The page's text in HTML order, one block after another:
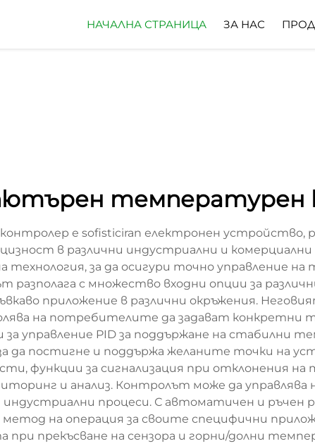
НАЧАЛНА СТРАНИЦА ЗА НАС
температурен
е sofisticiran електронен устройство,
в различни индустриални и комерциални
технология, за да осигури точно управление
с множество входни опции за
приложение в различни окръжения.
на потребителите да задават конкретни
управление PID за поддържане на стабилни
да постигне и поддържа желаните точки на
функции за сигнализация при отклонения
и анализ. Контролът може да
индустриални процеси. С автоматичен и
на операция за своите специфични
прекъсване на сензора и горни/долни